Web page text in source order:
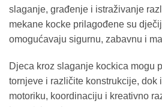
slaganje, građenje i istraživanje
mekane kocke prilagođene su
omogućavaju sigurnu, zabavnu i
Djeca kroz slaganje kockica mogu
tornjeve i različite konstrukcije, dok
motoriku, koordinaciju i kreativno